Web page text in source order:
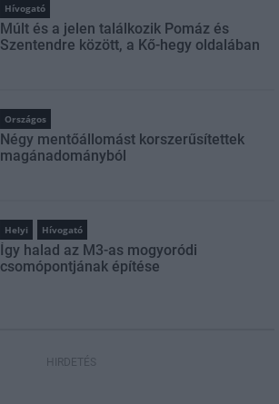
Hívogató
Múlt és a jelen találkozik Pomáz és
Szentendre között, a Kő-hegy oldalában
Országos
Négy mentőállomást korszerűsítettek
magánadományból
Helyi Hívogató
Így halad az M3-as mogyoródi
csomópontjának építése
HIRDETÉS